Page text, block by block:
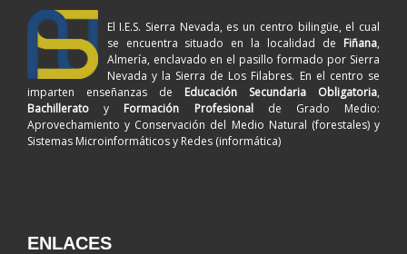
El I.E.S. Sierra Nevada, es un centro bilingüe, el cual
se encuentra situado en la localidad de Fiñana,
Almería, enclavado en el pasillo formado por Sierra
Nevada y la Sierra de Los Filabres. En el centro se
imparten enseñanzas de Educación Secundaria Obligatoria,
Bachillerato y Formación Profesionalde Grado Medio:
Aprovechamiento y Conservación del Medio Natural (forestales) y
Sistemas Microinformáticos y Redes (informática)
ENLACES